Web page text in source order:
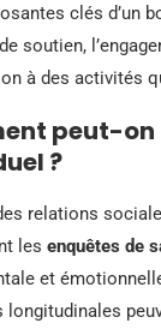
clés d’un
soutien,
à des activités
peut-on
?
relations
les enquêtes de
et
longitudinales